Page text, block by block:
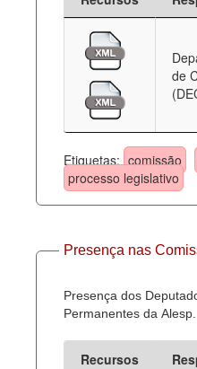
de
Etiquetas: comissão
processo legislativo
Presença nas
Presença dos
Permanentes da Alesp.
Recursos